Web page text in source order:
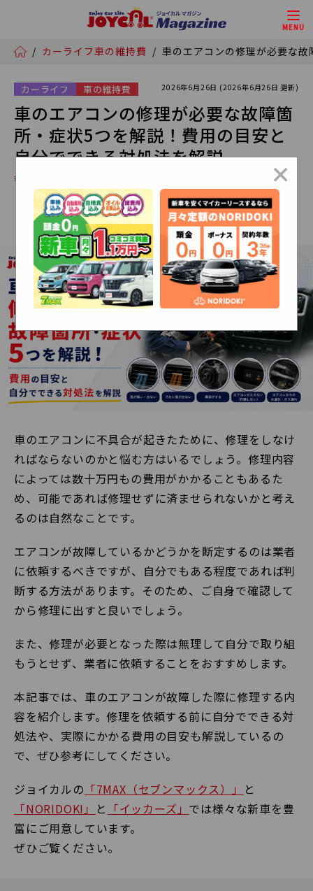
MENU
/ カーライフ車の維持費 / 車のエアコンの修理が必要な
カーライフ 車の維持費 2026年6月26日 (2026年6月26日 更新)
車のエアコンの修理が必要な故障箇
所・症状5つを解説！費用の目安と
自分でできる対処法を解説
# イッカーズ
車のエアコンに不具合が起きたために、修理をしなけ
ればならないのかと悩む方はいるでしょう。修理内容
によっては数十万円もの費用がかかることもあるた
め、可能であれば修理せずに済ませられないかと考え
るのは自然なことです。
エアコンが故障しているかどうかを断定するのは業者
に依頼するべきですが、自分でもある程度であれば判
断する方法があります。そのため、ご自身で確認して
から修理に出すと良いでしょう。
また、修理が必要となった際は無理して自分で取り組
もうとせず、業者に依頼することをおすすめします。
本記事では、車のエアコンが故障した際に修理する内
容を紹介します。修理を依頼する前に自分でできる対
処法や、実際にかかる費用の目安も解説しているの
で、ぜひ参考にしてください。
ジョイカルの 「7MAX（セブンマックス）」
と
「NORIDOKI」
と 「イッカーズ」 では様々な新車を豊
富にご用意しています。
ぜひご覧ください。
×